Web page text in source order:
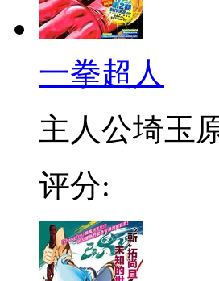
一拳超人
主人公埼玉
评分: